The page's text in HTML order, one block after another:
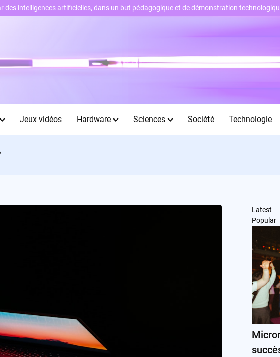
Jeux vidéos Hardware Sciences Société Technologie
Latest
Popular
des intelligences artificielles, dans un but pédagogique et de démonstration